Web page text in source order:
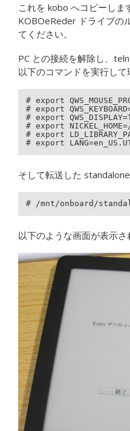
これを kobo へコピーしま
KOBOeReder ドライブの
てください。
PC との接続を解除し、
以下のコマンドを実行して
# export
# export
# export
# export
# export
# export
そして転送した
# /mnt/onboard/
以下のような画面が表示さ